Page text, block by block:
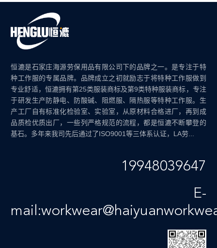
恒漉是石家庄海源劳保用品有限公司下的品牌之一。是专注于特
种工作服的专属品牌。品牌成立之初就励志于将特种工作服做到
专业舒适，恒漉拥有第25类服装商标及第9类特种服装商标，专注
于研发生产防静电、防酸碱、阻燃服、隔热服等特种工作服。生
产工厂自有标准化检验室、实验室，从原材料合格进厂，再到成
品质检优质出厂，一些列严格规范的流程，都是恒漉不断攀登的
基石。多年来我司先后通过了ISO9001等三体系认证，LA劳...
19948039647
E-